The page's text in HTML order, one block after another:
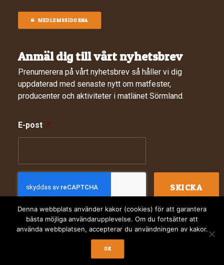
MEDLEMSSIDORNA
Anmäl dig till vårt nyhetsbrev
Prenumerera på vårt nyhetsbrev så håller vi dig
uppdaterad med senaste nytt om matfester,
producenter och aktiviteter i matlänet Sörmland.
E-post *
© 2024 Sörmlands Matkluster. Webbdesign av
Denna webbplats använder kakor (cookies) för att garantera
bästa möjliga användarupplevelse. Om du fortsätter att
använda webbplatsen, accepterar du användningen av kakor.
OK